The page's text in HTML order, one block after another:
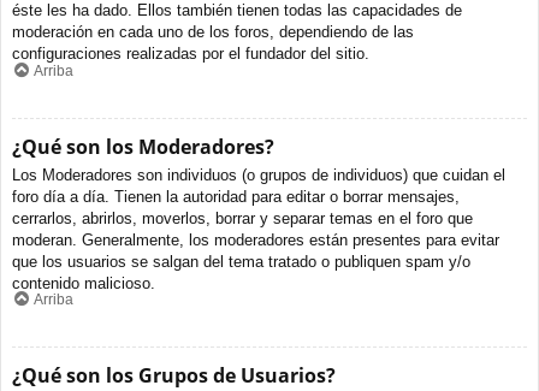
éste les ha dado. Ellos también tienen todas las capacidades de
moderación en cada uno de los foros, dependiendo de las
configuraciones realizadas por el fundador del sitio.
Arriba
¿Qué son los Moderadores?
Los Moderadores son individuos (o grupos de individuos) que cuidan el
foro día a día. Tienen la autoridad para editar o borrar mensajes,
cerrarlos, abrirlos, moverlos, borrar y separar temas en el foro que
moderan. Generalmente, los moderadores están presentes para evitar
que los usuarios se salgan del tema tratado o publiquen spam y/o
contenido malicioso.
Arriba
¿Qué son los Grupos de Usuarios?